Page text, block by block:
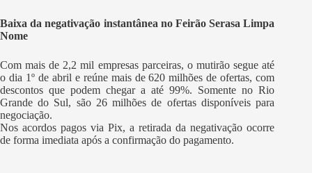
Baixa da negativação instantânea no Feirão Serasa Limpa
Nome
Com mais de 2,2 mil empresas parceiras, o mutirão segue até
o dia 1º de abril e reúne mais de 620 milhões de ofertas, com
descontos que podem chegar a até 99%. Somente no Rio
Grande do Sul, são 26 milhões de ofertas disponíveis para
negociação.
Nos acordos pagos via Pix, a retirada da negativação ocorre
de forma imediata após a confirmação do pagamento.